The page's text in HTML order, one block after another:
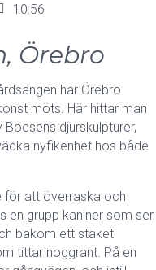
10:56
Örebro
har Örebro
möts. Här hittar man
djurskulpturer,
nyfikenhet hos både
för att överraska och
en grupp kaniner som ser
bakom ett staket
tittar noggrant. På en